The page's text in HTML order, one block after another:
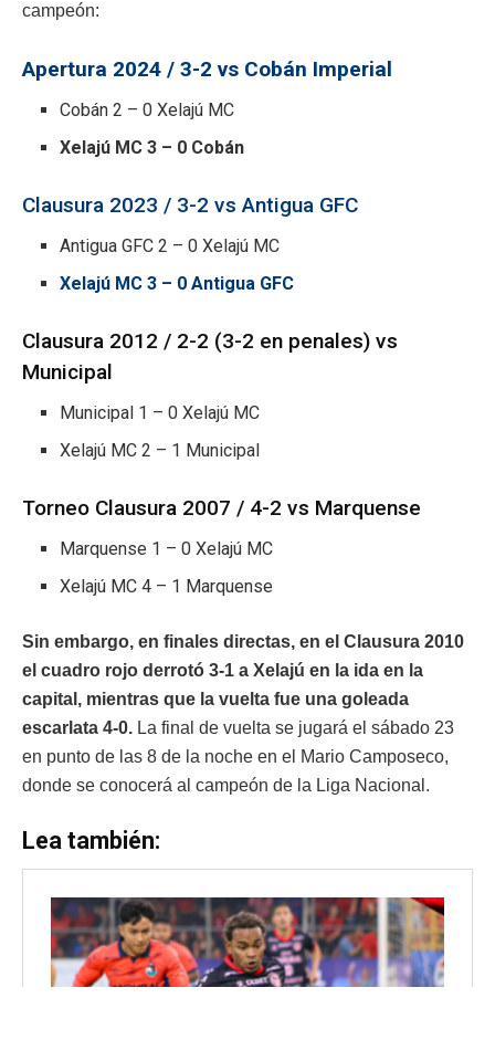
campeón:
Apertura 2024 / 3-2 vs Cobán Imperial
Cobán 2 – 0 Xelajú MC
Xelajú MC 3 – 0 Cobán
Clausura 2023 / 3-2 vs Antigua GFC
Antigua GFC 2 – 0 Xelajú MC
Xelajú MC 3 – 0 Antigua GFC
Clausura 2012 / 2-2 (3-2 en penales) vs
Municipal
Municipal 1 – 0 Xelajú MC
Xelajú MC 2 – 1 Municipal
Torneo Clausura 2007 / 4-2 vs Marquense
Marquense 1 – 0 Xelajú MC
Xelajú MC 4 – 1 Marquense
Sin embargo, en finales directas, en el Clausura 2010
el cuadro rojo derrotó 3-1 a Xelajú en la ida en la
capital, mientras que la vuelta fue una goleada
escarlata 4-0. La final de vuelta se jugará el sábado 23
en punto de las 8 de la noche en el Mario Camposeco,
donde se conocerá al campeón de la Liga Nacional.
Lea también: